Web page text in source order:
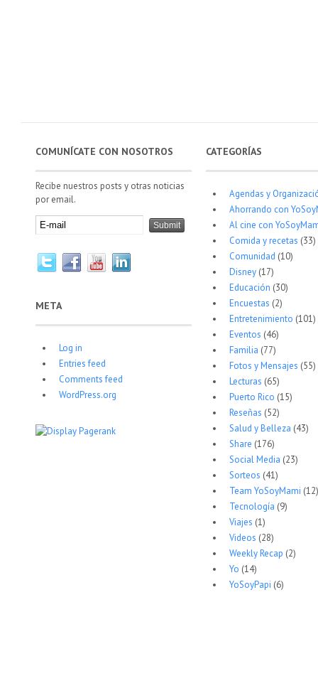
COMUNÍCATE CON NOSOTROS
Recibe nuestros posts y otras noticias
por email.
META
Log in
Entries feed
Comments feed
WordPress.org
CATEGORÍAS
Agendas y
Ahorrando con
Al cine con
Comida y recetas (33)
Comunidad (10)
Disney(17)
Educación (30)
Encuestas (2)
Entretenimiento (101)
Eventos (46)
Familia (77)
Fotos y Mensajes (55)
Lecturas (65)
Puerto Rico (15)
Reseñas (52)
Salud y Belleza (43)
Share (176)
Social Media (23)
Sorteos (41)
Team YoSoyMami (12)
Tecnología (9)
Viajes (1)
Videos (28)
Weekly Recap (2)
Yo (14)
YoSoyPapi (6)